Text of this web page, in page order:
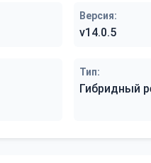
Версия:
v14.0.5
Тип:
Гибридный